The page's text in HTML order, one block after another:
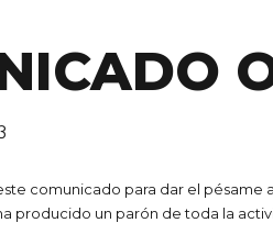
comunicado para dar el pésame
producido un parón de toda la